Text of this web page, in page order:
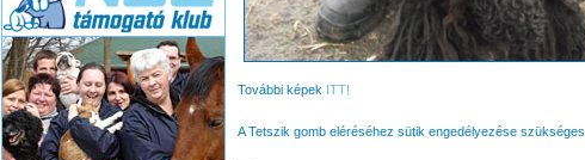
További képek ITT!
A Tetszik gomb eléréséhez sütik engedélyezése szükséges.